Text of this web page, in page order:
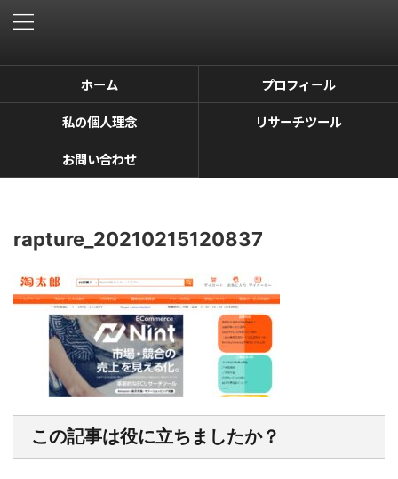
ホーム
プロフィール
私の個人理念
リサーチツール
お問い合わせ
rapture_20210215120837
この記事は役に立ちましたか？